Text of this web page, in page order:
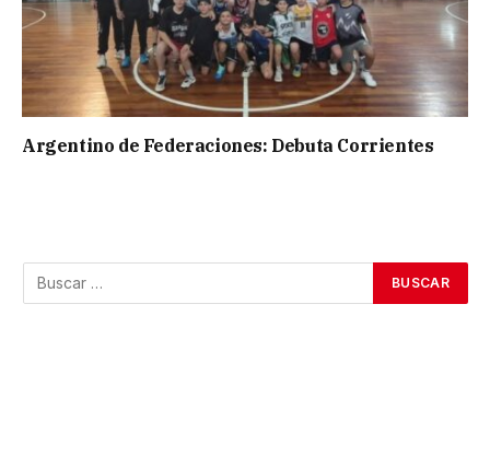
Argentino de Federaciones: Debuta Corrientes